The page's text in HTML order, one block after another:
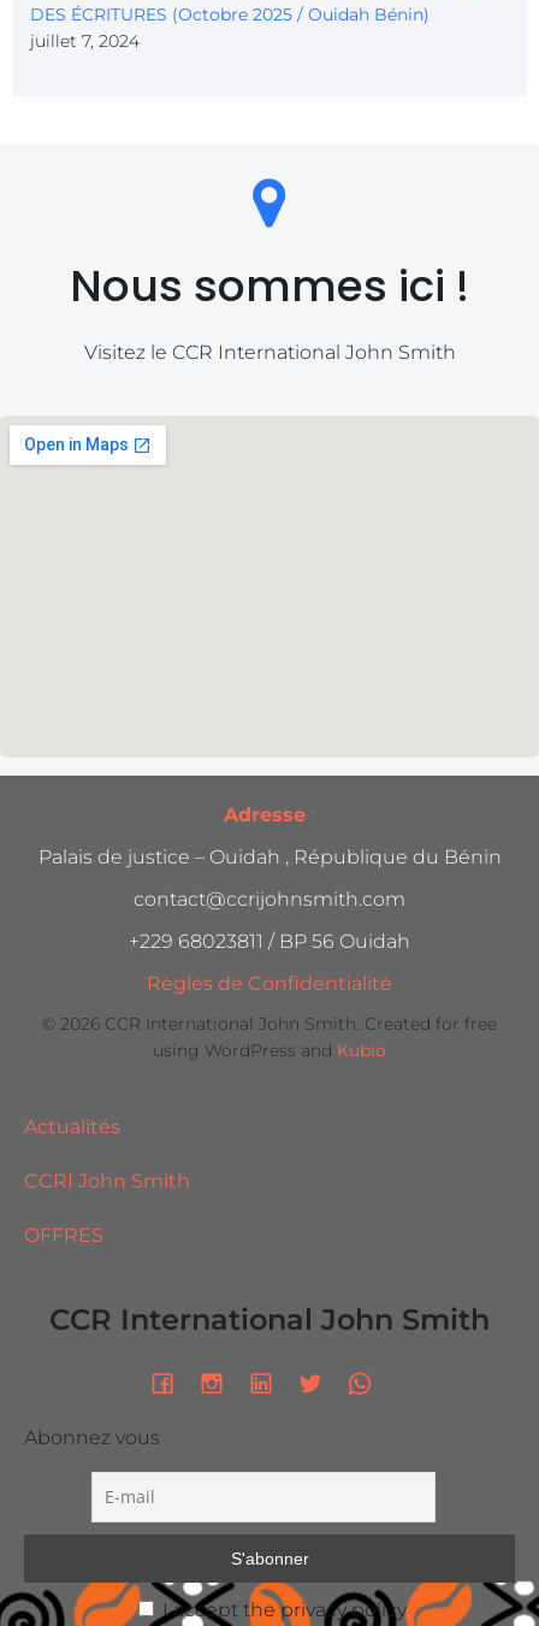
DES ÉCRITURES (Octobre 2025 / Ouidah Bénin)
juillet 7, 2024
Nous sommes ici !
Visitez le CCR International John Smith
Adresse :
Palais de justice – Ouidah , République du Bénin
contact@ccrijohnsmith.com
+229 68023811 / BP 56 Ouidah
Règles de Confidentialité
© 2026 CCR International John Smith. Created for free
using WordPress and Kubio
Actualités
CCRI John Smith
OFFRES
CCR International John Smith
Abonnez vous
I accept the privacy policy